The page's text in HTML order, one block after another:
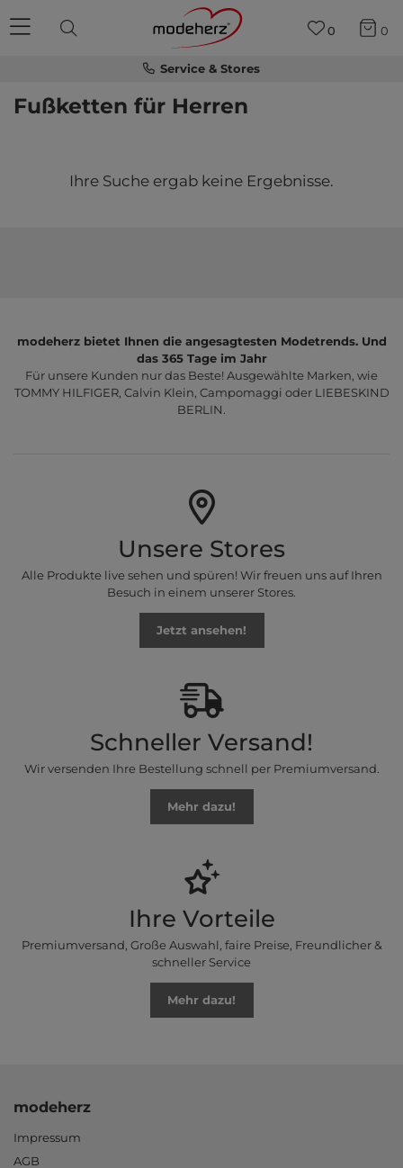
Service & Stores
0 0
Fußketten für Herren
Ihre Suche ergab keine Ergebnisse.
modeherz bietet Ihnen die angesagtesten Modetrends. Und
das 365 Tage im Jahr
Für unsere Kunden nur das Beste! Ausgewählte Marken, wie
TOMMY HILFIGER, Calvin Klein, Campomaggi oder LIEBESKIND
BERLIN.
Unsere Stores
Alle Produkte live sehen und spüren! Wir freuen uns auf Ihren
Besuch in einem unserer Stores.
Jetzt ansehen!
Schneller Versand!
Wir versenden Ihre Bestellung schnell per Premiumversand.
Mehr dazu!
Ihre Vorteile
Premiumversand, Große Auswahl, faire Preise, Freundlicher &
schneller Service
Mehr dazu!
modeherz
Impressum
AGB